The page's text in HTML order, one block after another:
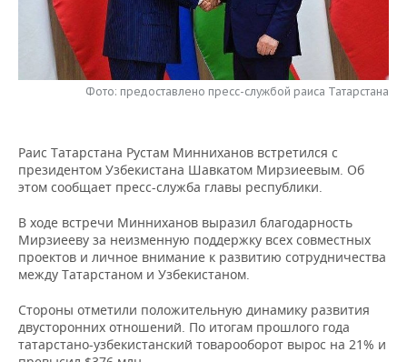
НЕФТЕХИМИЯ
НЕФТЬ
РОЗНИЧНАЯ ТОРГОВЛЯ
ТРАНСПОРТ
НОВОСТИ ТЕХНОЛОГИЙ
IT
ТЕЛЕКОММУНИКАЦИИ
МЕРОПРИЯТИЯ
НОВОСТИ МЕРОПРИЯТИЙ
БИЗНЕС-БРАНЧИ
ОТКРЫТАЯ ЛЕКЦИЯ
СПОРТ
ФУТБОЛ
БАСКЕТБОЛ
ВОЛЕЙБОЛ
КИБЕРСПОРТ
НОВОСТИ ОБЩЕСТВА
ИНФРАСТРУКТУРА
ИСТОРИЯ
КУЛЬТУРА
ФОТОГАЛЕРЕЯ
СПРАВОЧНИК
СПИСОК ПЕРСОН
СПИСОК КОМПАНИЙ
ПОЛНАЯ ВЕРСИЯ
Фото: предоставлено пресс-службой раиса Татарстана
Раис Татарстана Рустам Минниханов встретился с
президентом Узбекистана Шавкатом Мирзиеевым. Об
этом сообщает пресс-служба главы республики.
В ходе встречи Минниханов выразил благодарность
Мирзиееву за неизменную поддержку всех совместных
проектов и личное внимание к развитию сотрудничества
между Татарстаном и Узбекистаном.
Стороны отметили положительную динамику развития
двусторонних отношений. По итогам прошлого года
татарстано-узбекистанский товарооборот вырос на 21% и